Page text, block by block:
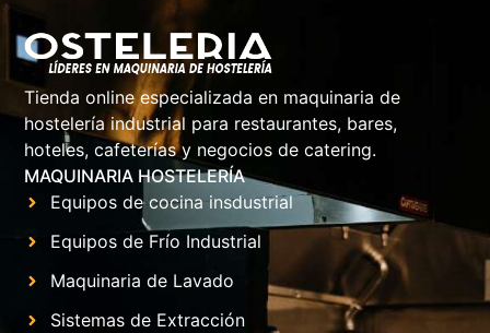
Tienda online especializada en maquinaria de
hostelería industrial para restaurantes, bares,
hoteles, cafeterías y negocios de catering.
MAQUINARIA HOSTELERÍA
Equipos de cocina insdustrial
Equipos de Frío Industrial
Maquinaria de Lavado
Sistemas de Extracción